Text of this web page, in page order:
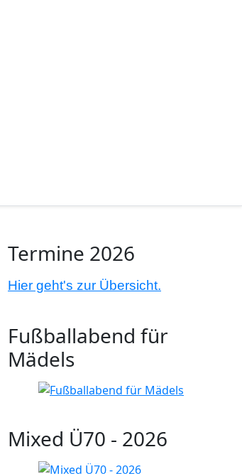
Termine 2026
Hier geht's zur Übersicht.
Fußballabend für
Mädels
Mixed Ü70 - 2026